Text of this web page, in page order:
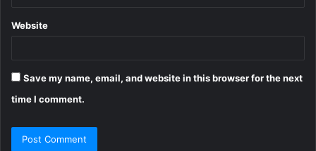
Website
Save my name, email, and website in this browser for the next
time I comment.